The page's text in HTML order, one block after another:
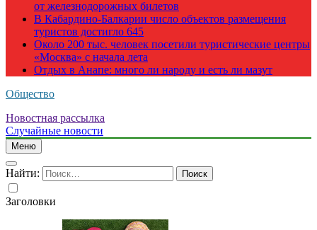
от железнодорожных билетов
В Кабардино-Балкарии число объектов размещения
туристов достигло 645
Около 200 тыс. человек посетили туристические центры
«Москва» с начала лета
Отдых в Анапе: много ли народу и есть ли мазут
Общество
Новостная рассылка
Случайные новости
Меню
Найти:
Заголовки